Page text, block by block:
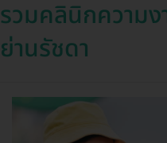
รวมคลินิกความง
ย่านรัชดา